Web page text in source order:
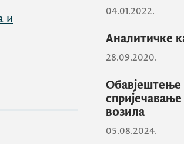
и
04.01.2022.
Аналитичке
28.09.2020.
Обавјештење
возила
05.08.2024.